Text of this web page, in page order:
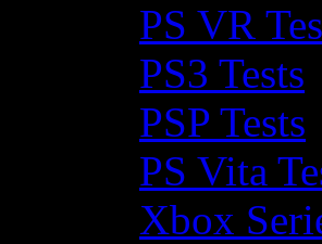
PS VR
PS3 Tests
PSP Tests
PS Vita
Xbox